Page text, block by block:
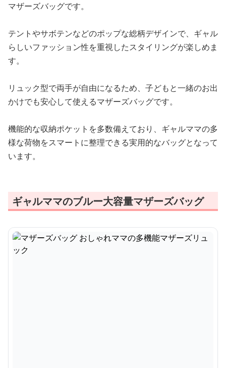
マザーズバッグです。
テントやサボテンなどのポップな総柄デザインで、ギャル
らしいファッション性を重視したスタイリングが楽しめま
す。
リュック型で両手が自由になるため、子どもと一緒のお出
かけでも安心して使えるマザーズバッグです。
機能的な収納ポケットを多数備えており、ギャルママの多
様な荷物をスマートに整理できる実用的なバッグとなって
います。
ギャルママのブルー大容量マザーズバッグ